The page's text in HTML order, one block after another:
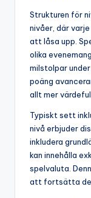
Strukturen för
nivåer, där
att låsa upp.
olika
milstolpar
poäng
allt mer
Typiskt sett
nivå erbjuder
inkludera
kan innehålla
spelvaluta.
att fortsätta